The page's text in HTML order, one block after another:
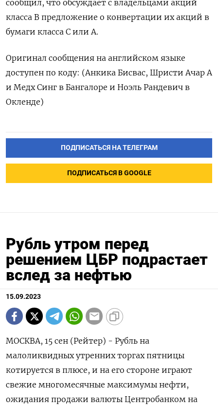
сообщил, что обсуждает с владельцами акций
класса B предложение о конвертации их акций в
бумаги класса C или A.
Оригинал сообщения на английском языке
доступен по коду: (Анкика Бисвас, Шристи Ачар А
и Медх Синг в Бангалоре и Ноэль Рандевич в
Окленде)
ПОДПИСАТЬСЯ НА ТЕЛЕГРАМ
ПОДПИСАТЬСЯ В GOOGLE
Рубль утром перед
решением ЦБР подрастает
вслед за нефтью
15.09.2023
МОСКВА, 15 сен (Рейтер) - Рубль на
малоликвидных утренних торгах пятницы
котируется в плюсе, и на его стороне играют
свежие многомесячные максимумы нефти,
ожидания продажи валюты Центробанком на